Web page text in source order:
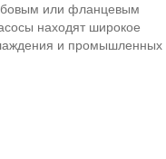
или фланцевым
находят широкое
и промышленных